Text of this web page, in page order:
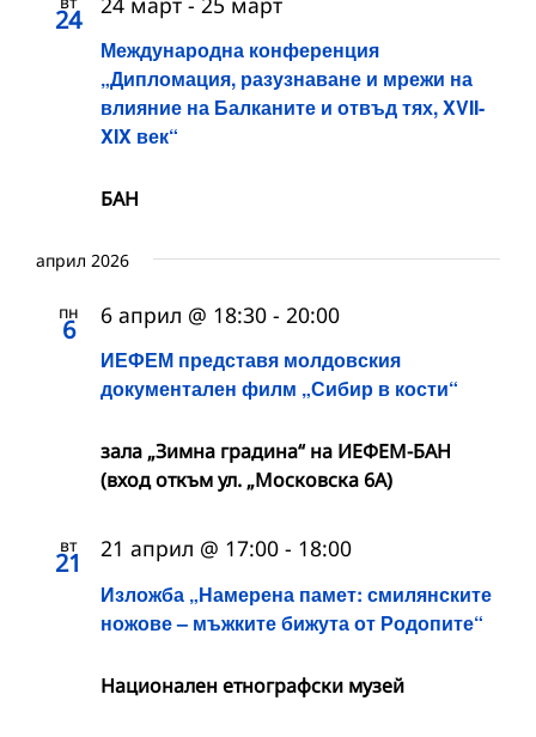
24
Международна конференция
„Дипломация, разузнаване и мрежи на
влияние на Балканите и отвъд тях, XVII-
XIX век“
БАН
април 2026
пн
6
ИЕФЕМ представя молдовския
документален филм „Сибир в кости“
6 април @ 18:30 - 20:00
зала „Зимна градина“ на ИЕФЕМ-БАН
(вход откъм ул. „Московска 6А)
вт
21
Изложба „Намерена памет: смилянските
ножове – мъжките бижута от Родопите“
21 април @ 17:00 - 18:00
Национален етнографски музей